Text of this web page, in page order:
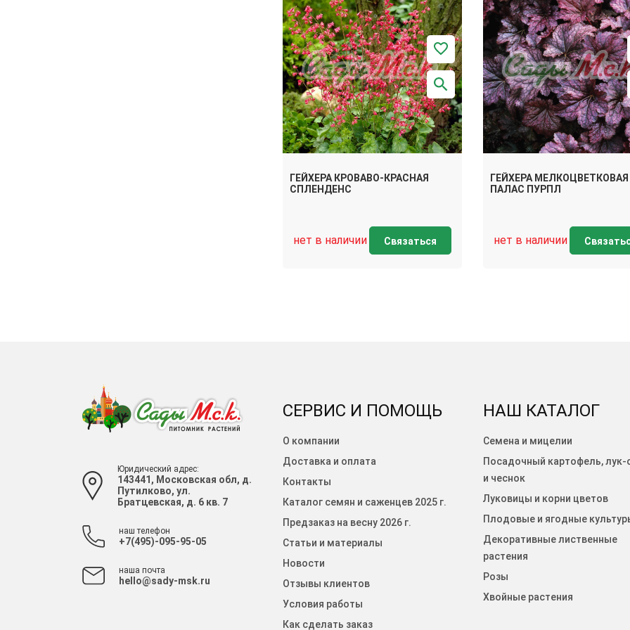
ГЕЙХЕРА КРОВАВО-КРАСНАЯ
СПЛЕНДЕНС
нет в наличии Связаться
ГЕЙХЕРА МЕЛКОЦВЕТКОВАЯ
ПАЛАС ПУРПЛ
нет в наличии
Юридический адрес:
143441, Московская обл, д.
Путилково, ул.
Братцевская, д. 6 кв. 7
наш телефон
+7(495)-095-95-05
наша почта
hello@sady-msk.ru
СЕРВИС И ПОМОЩЬ
О компании
Доставка и оплата
Контакты
Каталог семян и саженцев 2025 г.
Предзаказ на весну 2026 г.
Статьи и материалы
Новости
Отзывы клиентов
Условия работы
Как сделать заказ
НАШ КАТАЛОГ
Семена и мицелии
Посадочный картофель, лук-
и чеснок
Луковицы и корни цветов
Плодовые и ягодные
Декоративные лиственные
растения
Розы
Хвойные растения